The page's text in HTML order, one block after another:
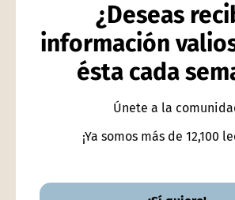
¿Deseas
información
ésta cada
Únete a la
¡Ya somos más de 12,100